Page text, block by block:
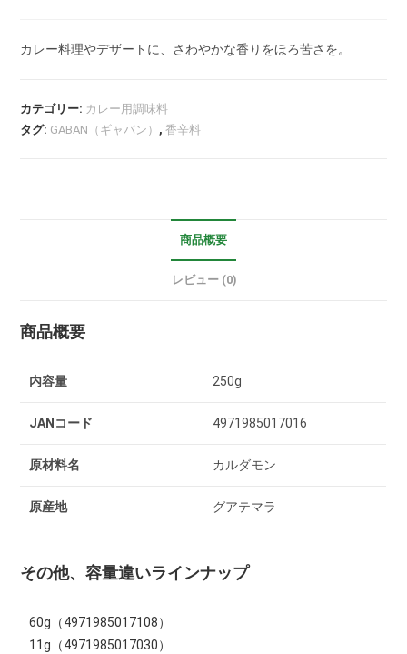
カレー料理やデザートに、さわやかな香りをほろ苦さを。
カテゴリー: カレー用調味料
タグ: GABAN（ギャバン） ,香辛料
商品概要
レビュー (0)
商品概要
内容量 250g
JANコード 4971985017016
原材料名 カルダモン
原産地 グアテマラ
その他、容量違いラインナップ
60g（4971985017108）
11g（4971985017030）